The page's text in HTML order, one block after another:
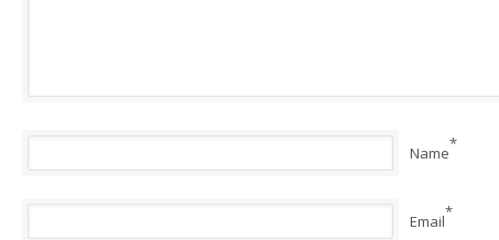
Name*
Email*